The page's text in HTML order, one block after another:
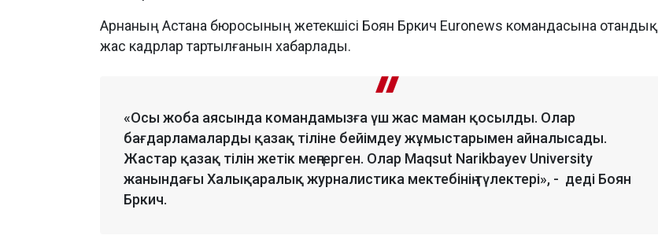
Арнаның Астана бюросының жетекшісі Боян Бркич Euronews командасына отандық
жас кадрлар тартылғанын хабарлады.
«Осы жоба аясында командамызға үш жас маман қосылды. Олар
бағдарламаларды қазақ тіліне бейімдеу жұмыстарымен айналысады.
Жастар қазақ тілін жетік меңгерген. Олар Maqsut Narikbayev University
жанындағы Халықаралық журналистика мектебінің түлектері», - деді Боян
Бркич.